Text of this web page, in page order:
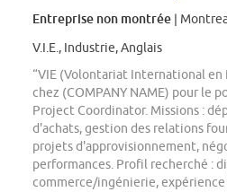
Entreprise non montrée |
V.I.E., Industrie, Anglais
“VIE (Volontariat International en
chez (COMPANY NAME) pour le
Project Coordinator. Missions :
d'achats, gestion des relations
projets d'approvisionnement,
performances. Profil recherché :
commerce/ingénierie,